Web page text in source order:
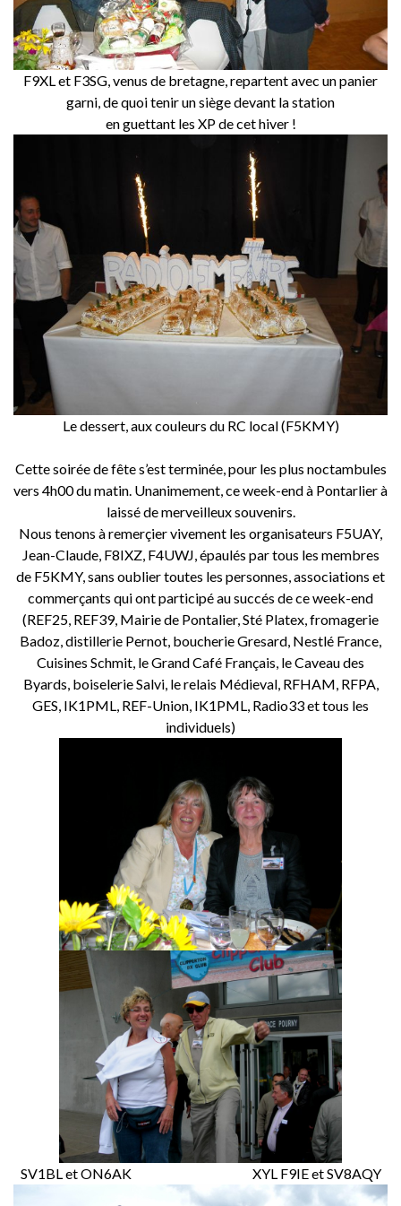
F9XL et F3SG, venus de bretagne, repartent avec un panier
garni, de quoi tenir un siège devant la station
en guettant les XP de cet hiver !
Le dessert, aux couleurs du RC local (F5KMY)
Cette soirée de fête s’est terminée, pour les plus noctambules
vers 4h00 du matin. Unanimement, ce week-end à Pontarlier à
laissé de merveilleux souvenirs.
Nous tenons à remerçier vivement les organisateurs F5UAY,
Jean-Claude, F8IXZ, F4UWJ, épaulés par tous les membres
de F5KMY, sans oublier toutes les personnes, associations et
commerçants qui ont participé au succés de ce week-end
(REF25, REF39, Mairie de Pontalier, Sté Platex, fromagerie
Badoz, distillerie Pernot, boucherie Gresard, Nestlé France,
Cuisines Schmit, le Grand Café Français, le Caveau des
Byards, boiselerie Salvi, le relais Médieval, RFHAM, RFPA,
GES, IK1PML, REF-Union, IK1PML, Radio33 et tous les
individuels)
SV1BL et ON6AK XYL F9IE et SV8AQY